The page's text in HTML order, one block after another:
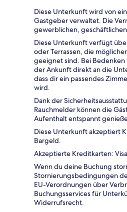
Diese Unterkunft wird von
Gastgeber verwaltet. Die
gewerblichen,
Diese Unterkunft verfügt
oder Terrassen, die
geeignet sind. Bei
der Ankunft direkt an die
dass dir ein passendes
wird.
Dank der
Rauchmelder können die
Aufenthalt entspannt
Diese Unterkunft akzeptiert
Bargeld.
Akzeptierte Kreditkarten:
Wenn du deine Buchung
Stornierungsbedingungen
EU-Verordnungen über
Buchungsservices für
Widerrufsrecht.